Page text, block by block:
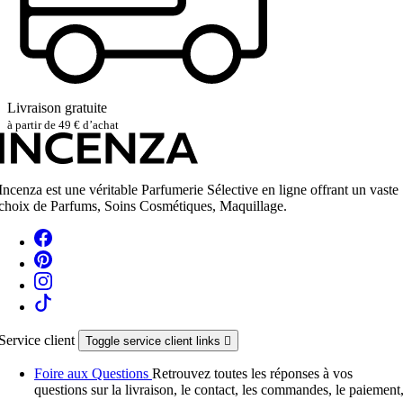
Livraison gratuite
à partir de 49 € d’achat
est une véritable Parfumerie Sélective en ligne offrant un vaste
de Parfums, Soins Cosmétiques, Maquillage.
client Toggle service client links 
Foire aux Questions Retrouvez toutes les réponses à vos
questions sur la livraison, le contact, les commandes, le paiement,